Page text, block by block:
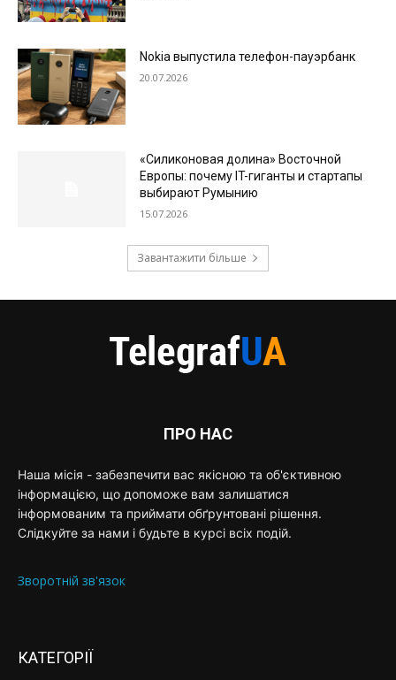
Nokia выпустила телефон-пауэрбанк
20.07.2026
«Силиконовая долина» Восточной
Европы: почему IT-гиганты и стартапы
выбирают Румынию
15.07.2026
Завантажити більше
ПРО НАС
Наша місія - забезпечити вас якісною та об'єктивною
інформацією, що допоможе вам залишатися
інформованим та приймати обґрунтовані рішення.
Слідкуйте за нами і будьте в курсі всіх подій.
Зворотній зв'язок
КАТЕГОРІЇ